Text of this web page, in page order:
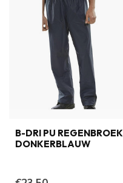
B-DRI PU REGENBROEK
DONKERBLAUW